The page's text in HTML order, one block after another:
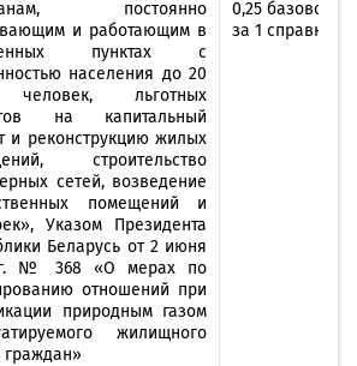
постоянно
и работающим в
пунктах с
населения до 20
льготных
на капитальный
и реконструкцию жилых
строительство
сетей, возведение
помещений и
Указом Президента
Беларусь от 2 июня
№ 368 «О мерах по
отношений при
природным газом
жилищного
0,25 базовой
за 1 справку